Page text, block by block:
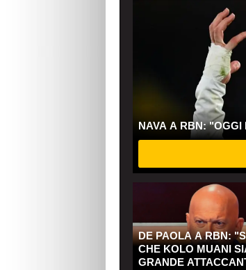
NAVA A RBN: "OGGI
DE PAOLA A RBN:
CHE KOLO MUANI
GRANDE